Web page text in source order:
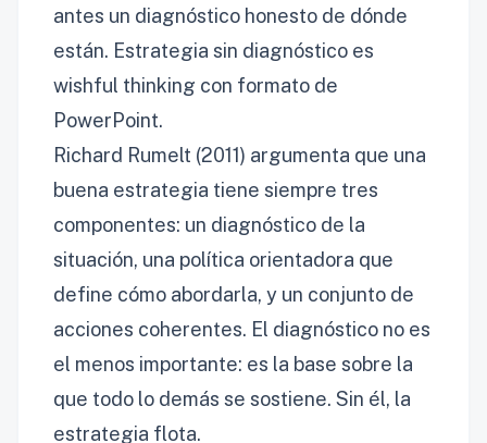
antes un diagnóstico honesto de dónde
están. Estrategia sin diagnóstico es
wishful thinking con formato de
PowerPoint.
Richard Rumelt (2011) argumenta que una
buena estrategia tiene siempre tres
componentes: un diagnóstico de la
situación, una política orientadora que
define cómo abordarla, y un conjunto de
acciones coherentes. El diagnóstico no es
el menos importante: es la base sobre la
que todo lo demás se sostiene. Sin él, la
estrategia flota.